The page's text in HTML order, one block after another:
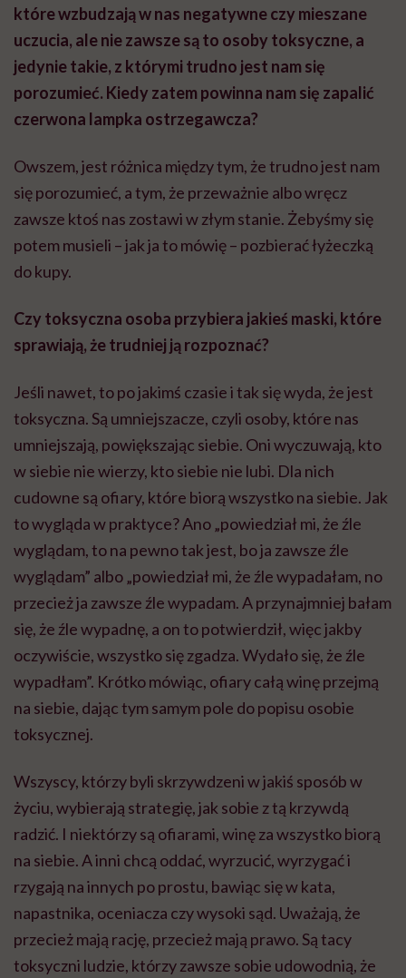
które wzbudzają w nas negatywne czy mieszane
uczucia, ale nie zawsze są to osoby toksyczne, a
jedynie takie, z którymi trudno jest nam się
porozumieć. Kiedy zatem powinna nam się zapalić
czerwona lampka ostrzegawcza?
Owszem, jest różnica między tym, że trudno jest nam
się porozumieć, a tym, że przeważnie albo wręcz
zawsze ktoś nas zostawi w złym stanie. Żebyśmy się
potem musieli – jak ja to mówię – pozbierać łyżeczką
do kupy.
Czy toksyczna osoba przybiera jakieś maski, które
sprawiają, że trudniej ją rozpoznać?
Jeśli nawet, to po jakimś czasie i tak się wyda, że jest
toksyczna. Są umniejszacze, czyli osoby, które nas
umniejszają, powiększając siebie. Oni wyczuwają, kto
w siebie nie wierzy, kto siebie nie lubi. Dla nich
cudowne są ofiary, które biorą wszystko na siebie. Jak
to wygląda w praktyce? Ano „powiedział mi, że źle
wyglądam, to na pewno tak jest, bo ja zawsze źle
wyglądam” albo „powiedział mi, że źle wypadałam, no
przecież ja zawsze źle wypadam. A przynajmniej bałam
się, że źle wypadnę, a on to potwierdził, więc jakby
oczywiście, wszystko się zgadza. Wydało się, że źle
wypadłam”. Krótko mówiąc, ofiary całą winę przejmą
na siebie, dając tym samym pole do popisu osobie
toksycznej.
Wszyscy, którzy byli skrzywdzeni w jakiś sposób w
życiu, wybierają strategię, jak sobie z tą krzywdą
radzić. I niektórzy są ofiarami, winę za wszystko biorą
na siebie. A inni chcą oddać, wyrzucić, wyrzygać i
rzygają na innych po prostu, bawiąc się w kata,
napastnika, oceniacza czy wysoki sąd. Uważają, że
przecież mają rację, przecież mają prawo. Są tacy
toksyczni ludzie, którzy zawsze sobie udowodnią, że